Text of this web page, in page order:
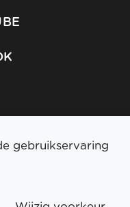
gebruikservaring